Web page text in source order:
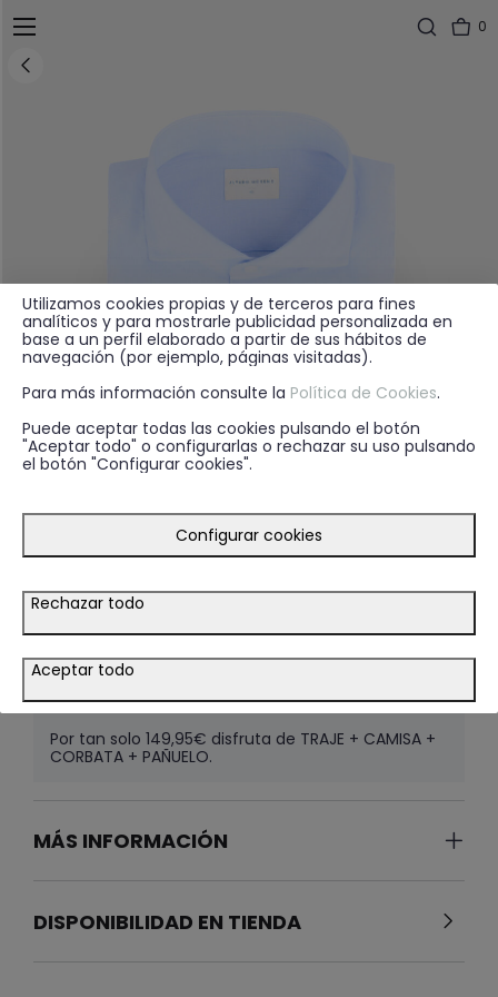
0
CAMISA POPELIN FIL A FIL
CELESTE
29.95€
SELECCIONAR TALLA
Por tan solo 149,95€ disfruta de TRAJE + CAMISA +
CORBATA + PAÑUELO.
MÁS INFORMACIÓN
DISPONIBILIDAD EN TIENDA
Utilizamos cookies propias y de terceros para fines
analíticos y para mostrarle publicidad personalizada en
base a un perfil elaborado a partir de sus hábitos de
navegación (por ejemplo, páginas visitadas).
Para más información consulte la Política de Cookies.
Puede aceptar todas las cookies pulsando el botón
"Aceptar todo" o configurarlas o rechazar su uso pulsando
el botón "Configurar cookies".
Configurar cookies
Rechazar todo
Aceptar todo